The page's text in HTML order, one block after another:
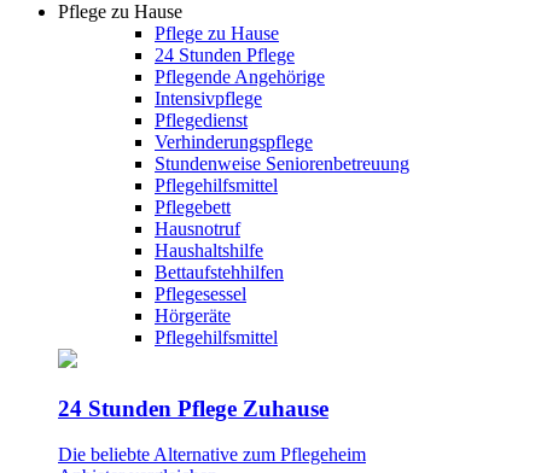
Pflege zu Hause
Pflege zu Hause
24 Stunden Pflege
Pflegende Angehörige
Intensivpflege
Pflegedienst
Verhinderungspflege
Stundenweise Seniorenbetreuung
Pflegehilfsmittel
Pflegebett
Hausnotruf
Haushaltshilfe
Bettaufstehhilfen
Pflegesessel
Hörgeräte
Pflegehilfsmittel
24 Stunden Pflege Zuhause
Die beliebte Alternative zum Pflegeheim